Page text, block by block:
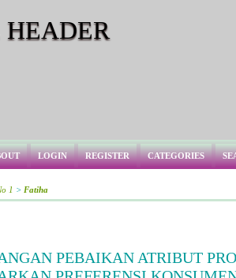
LOGIN REGISTER CATEGORIES
1 > Fatiha
PEBAIKAN ATRIBUT